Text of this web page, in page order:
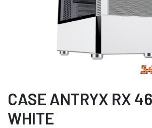
CASE ANTRYX RX
WHITE